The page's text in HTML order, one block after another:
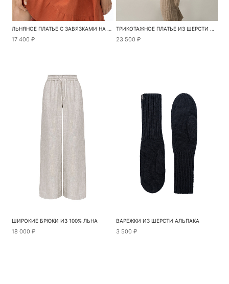
ЛЬНЯНОЕ ПЛАТЬЕ С ЗАВЯЗКАМИ НА СПИНЕ
17 400 ₽
ТРИКОТАЖНОЕ ПЛАТЬЕ ИЗ ШЕРСТИ И КАШЕМИРА
23 500 ₽
ШИРОКИЕ БРЮКИ ИЗ 100% ЛЬНА
18 000 ₽
ВАРЕЖКИ ИЗ ШЕРСТИ АЛЬПАКА
3 500 ₽